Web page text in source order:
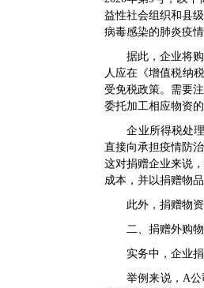
益性社会组织和县
病毒感染的肺炎疫
据此，企业将购
人应在《增值税纳
受免税政策。需要
委托加工相应物资
企业所得税处理
直接向承担疫情防
这对捐赠企业来说
成本，并以捐赠物
此外，捐赠物资
二、捐赠外购物
实务中，企业捐
举例来说，A公司